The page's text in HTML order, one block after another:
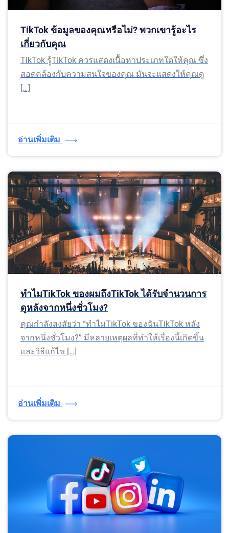
TikTok ข้อมูลของคุณหรือไม่? พวกเขารู้อะไร
เกี่ยวกับคุณ
TikTok รู้TikTok ควรแสดงเนื้อหาประเภทใดให้คุณ ซึ่ง
สอดคล้องกับความสนใจของคุณ มันจะแสดงให้คุณดู
[…]
อ่านเพิ่มเติม
ทำไมTikTok ของผมถึงTikTok ได้รับจำนวนการ
ดูหลังจากหนึ่งชั่วโมง?
คุณกำลังสงสัยว่า “ทำไมTikTok ของฉันTikTok หลัง
จากหนึ่งชั่วโมง?” มีหลายเหตุผลที่ทำให้เรื่องนี้เกิดขึ้น
และวิธีแก้ไข […]
อ่านเพิ่มเติม